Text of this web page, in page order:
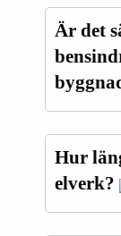
Är det
Hur
elverk?